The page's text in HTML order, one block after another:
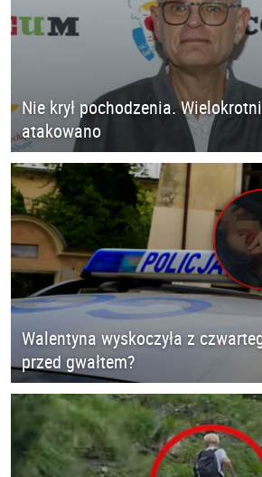
Nie krył pochodzenia.
atakowano
Walentyna wyskoczyła z
przed gwałtem?